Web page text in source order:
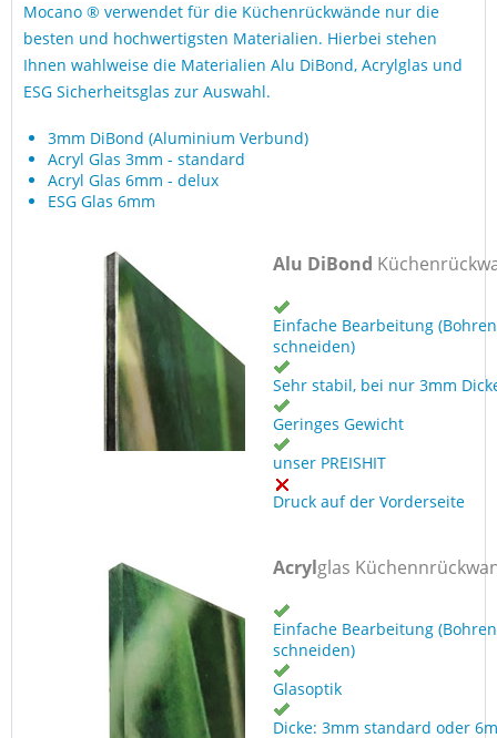
Mocano ® verwendet für die Küchenrückwände nur die
besten und hochwertigsten Materialien. Hierbei stehen
Ihnen wahlweise die Materialien Alu DiBond, Acrylglas und
ESG Sicherheitsglas zur Auswahl.
3mm DiBond (Aluminium Verbund)
Acryl Glas 3mm - standard
Acryl Glas 6mm - delux
ESG Glas 6mm
Alu DiBond
Einfache Bearbeitung
schneiden)
Sehr stabil, bei nur 3mm
Geringes Gewicht
unser PREISHIT
Druck auf der Vorderseite
Acrylglas
Einfache Bearbeitung
schneiden)
Glasoptik
Dicke: 3mm standard oder